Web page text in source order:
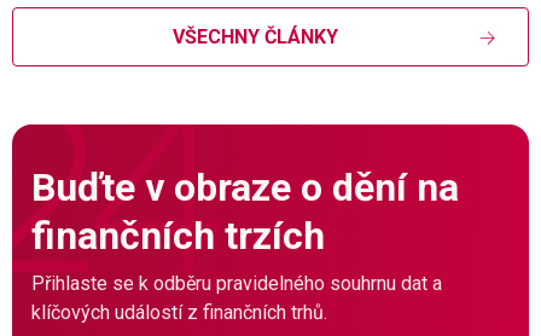
VŠECHNY ČLÁNKY
Buďte v obraze o dění na
finančních trzích
Přihlaste se k odběru pravidelného souhrnu dat a
klíčových událostí z finančních trhů.